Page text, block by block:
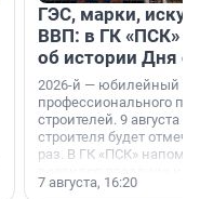
ГЭС, марки,
ВВП: в ГК «ПСК»
об истории Дня
2026-й — юбилейный
профессионального
строителей. 9 августа
строителя будет
раз. В ГК «ПСК»
поменялась роль
7 августа, 16:20